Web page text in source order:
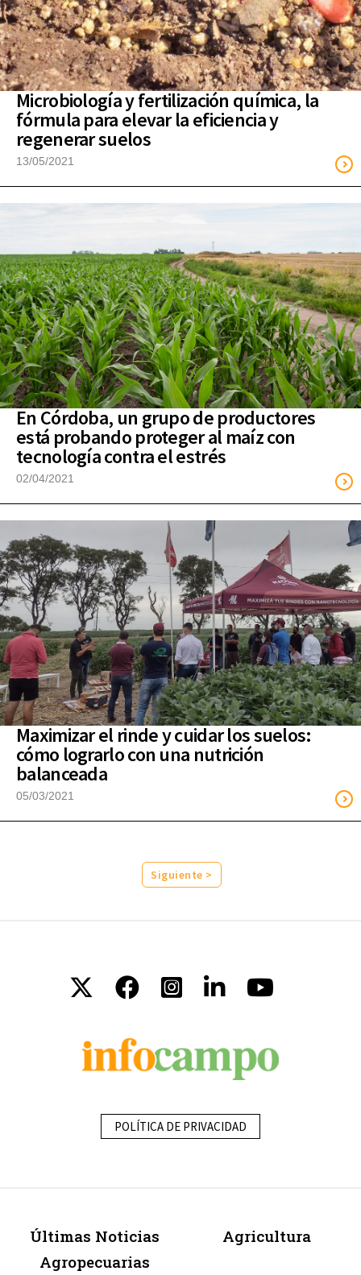
Microbiología y fertilización química, la
fórmula para elevar la eficiencia y
regenerar suelos
13/05/2021
En Córdoba, un grupo de productores
está probando proteger al maíz con
tecnología contra el estrés
02/04/2021
Maximizar el rinde y cuidar los suelos:
cómo lograrlo con una nutrición
balanceada
05/03/2021
Siguiente >
POLÍTICA DE PRIVACIDAD
Últimas Noticias
Agropecuarias
Agricultura